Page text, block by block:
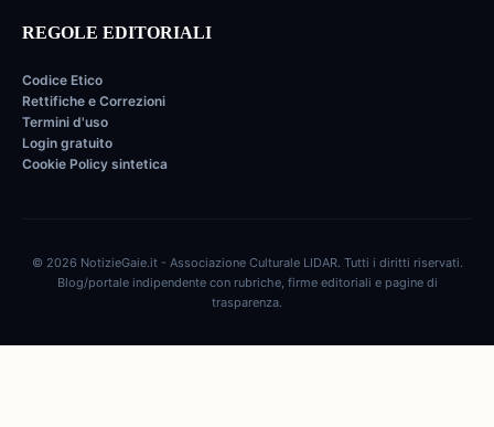
REGOLE EDITORIALI
Codice Etico
Rettifiche e Correzioni
Termini d'uso
Login gratuito
Cookie Policy sintetica
© 2026 NotizieGaie.it - Associazione Culturale LIDAR. Tutti i diritti riservati.
Blog/portale indipendente con rubriche, firme editoriali e pagine di
trasparenza.